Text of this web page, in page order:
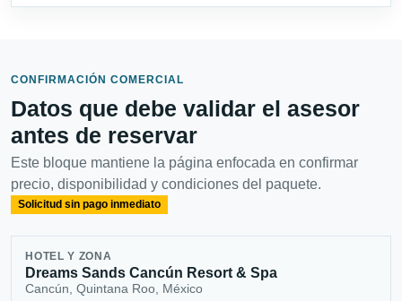
CONFIRMACIÓN COMERCIAL
Datos que debe validar el asesor
antes de reservar
Este bloque mantiene la página enfocada en confirmar
precio, disponibilidad y condiciones del paquete.
Solicitud sin pago inmediato
HOTEL Y ZONA
Dreams Sands Cancún Resort & Spa
Cancún, Quintana Roo, México